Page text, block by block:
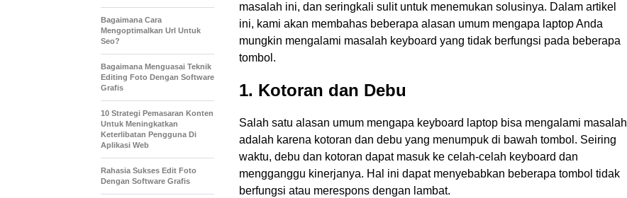
masalah ini, dan seringkali sulit untuk menemukan solusinya. Dalam artikel
ini, kami akan membahas beberapa alasan umum mengapa laptop Anda
mungkin mengalami masalah keyboard yang tidak berfungsi pada beberapa
tombol.
1. Kotoran dan Debu
Salah satu alasan umum mengapa keyboard laptop bisa mengalami masalah
adalah karena kotoran dan debu yang menumpuk di bawah tombol. Seiring
waktu, debu dan kotoran dapat masuk ke celah-celah keyboard dan
mengganggu kinerjanya. Hal ini dapat menyebabkan beberapa tombol tidak
berfungsi atau merespons dengan lambat.
Bagaimana Cara
Mengoptimalkan Url Untuk
Seo?
Bagaimana Menguasai Teknik
Editing Foto Dengan Software
Grafis
10 Strategi Pemasaran Konten
Untuk Meningkatkan
Keterlibatan Pengguna Di
Aplikasi Web
Rahasia Sukses Edit Foto
Dengan Software Grafis